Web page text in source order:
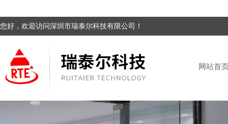
您好，欢迎访问深圳市瑞泰尔科技有限公司！
网站首